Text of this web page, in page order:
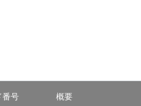
番号 概要